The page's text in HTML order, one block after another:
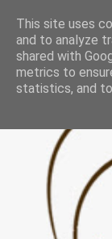
This site uses
and to analyze
shared with
metrics to
statistics, and